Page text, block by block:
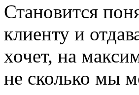
Становится
клиенту и
хочет, на
не сколько мы